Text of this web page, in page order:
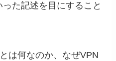
った記述を目にすること
は何なのか、なぜVPN